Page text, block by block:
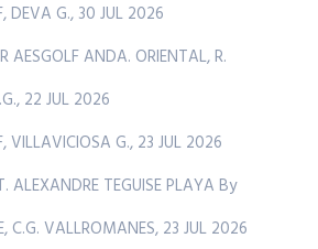
DEVA G., 30 JUL 2026
AESGOLF ANDA. ORIENTAL, R.
22 JUL 2026
VILLAVICIOSA G., 23 JUL 2026
ALEXANDRE TEGUISE PLAYA By
C.G. VALLROMANES, 23 JUL 2026